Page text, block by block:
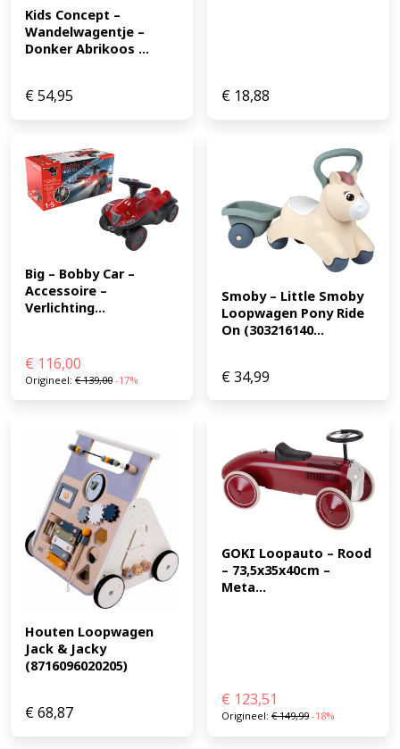
Kids Concept –
Wandelwagentje –
Donker Abrikoos ...
€54,95 € 18,88
Big – Bobby Car –
Accessoire –
Verlichting...
€ 116,00
Origineel: €139,00 -17%
Smoby – Little Smoby
Loopwagen Pony Ride
On (303216140...
€34,99
Houten Loopwagen
Jack & Jacky
(8716096020205)
€68,87
GOKI Loopauto – Rood
– 73,5x35x40cm –
Meta...
€ 123,51
Origineel: €149,99 -18%